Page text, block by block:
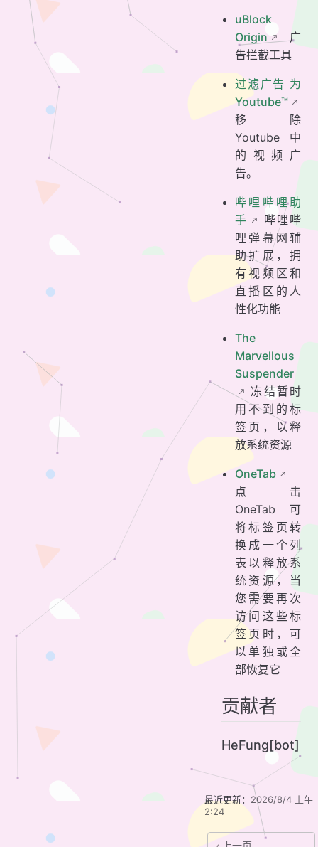
uBlock
Origin
广
告拦截工具
过滤广告 为
Youtube™
移除
Youtube 中
的视频广
告。
哔哩哔哩助
手
哔哩哔
哩弹幕网辅
助扩展，拥
有视频区和
直播区的人
性化功能
The
Marvellous
Suspender
冻结暂时
用不到的标
签页，以释
放系统资源
OneTab
点击
OneTab 可
将标签页转
换成一个列
表以释放系
统资源，当
您需要再次
访问这些标
签页时，可
以单独或全
部恢复它
贡献者
HeFung[bot]
最近更新： 2026/8/4 上午
2:24